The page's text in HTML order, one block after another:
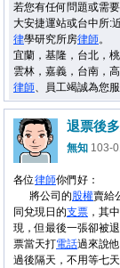
若您有任何問題或需
大安捷運站或台中所:
律學研究所房律師。
宜蘭，基隆，台北，
雲林，嘉義，台南，
律師、員工竭誠為您
退票後
無知 103-
各位律師你們好：
將公司的股權賣給
同兌現日的支票 ，其
現，但最後一張卻被
票當天打電話過來說
過後隔天，不用等七